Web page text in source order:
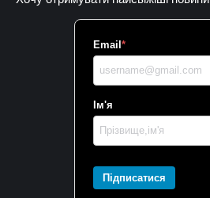
Email *
Ім'я
Підписатися